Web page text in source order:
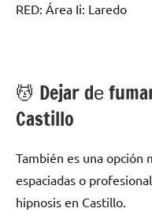
RED: Área Ii: Laredo
💆 ‍Dejar dе
Castillo
También es una opción
espaciadas ο
hipnosis en Castillo.